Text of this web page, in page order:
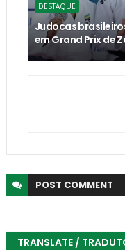
DESTAQUE
Judocas
em Grand Prix de
POST COMMENT
TRANSLATE /